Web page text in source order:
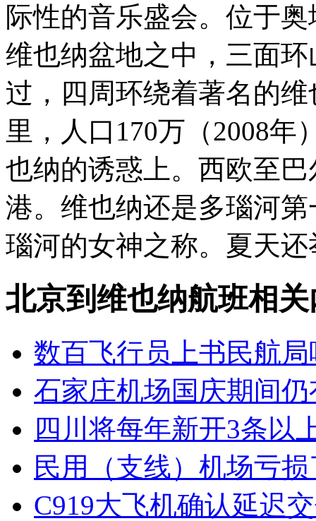
际性的音乐盛会。位于
维也纳盆地之中，三面
过，四周环绕着著名的
里，人口170万（2008年
也纳的诱惑上。西欧至
港。维也纳还是多瑙河
瑙河的女神之称。夏天
北京到维也纳航班相
数百飞行员上书民航
石家庄机场国庆期间
四川将每年新开3条以
民用（支线）机场亏
C919大飞机确认延迟